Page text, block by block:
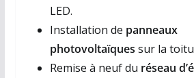
LED.
Installation de panneaux
photovoltaïques sur la
Remise à neuf du réseau